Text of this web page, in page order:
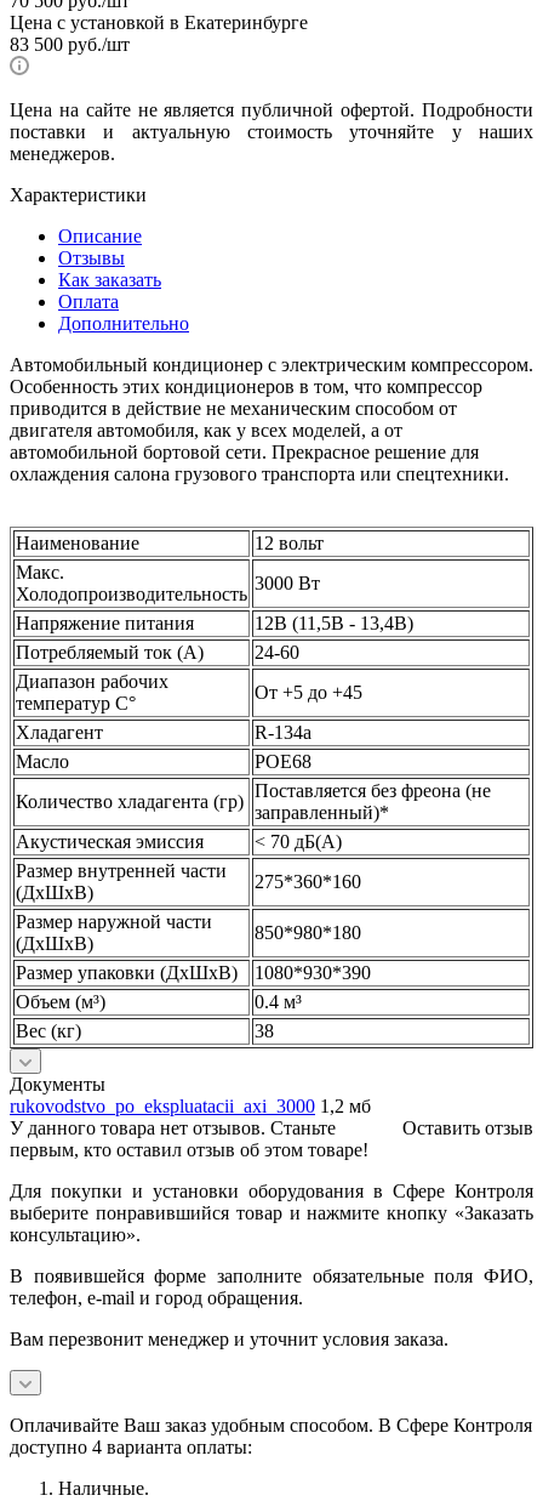
Цена с установкой в Екатеринбурге
83 500 руб./шт
Цена на сайте не является публичной офертой. Подробности
поставки и актуальную стоимость уточняйте у наших
менеджеров.
Характеристики
Описание
Отзывы
Как заказать
Оплата
Дополнительно
Автомобильный кондиционер с электрическим компрессором.
Особенность этих кондиционеров в том, что компрессор
приводится в действие не механическим способом от
двигателя автомобиля, как у всех моделей, а от
автомобильной бортовой сети. Прекрасное решение для
охлаждения салона грузового транспорта или спецтехники.
Наименование
12 вольт
Макс.
Холодопроизводительность
3000 Вт
Напряжение питания
12В (11,5В - 13,4В)
Потребляемый ток (А)
24-60
Диапазон рабочих
температур C°
От +5 до +45
Хладагент
R-134a
Масло
POE68
Количество хладагента (гр)
Поставляется без фреона (не
заправленный)*
Акустическая эмиссия
< 70 дБ(A)
Размер внутренней части
(ДхШхВ)
275*360*160
Размер наружной части
(ДхШхВ)
850*980*180
Размер упаковки (ДхШхВ)
1080*930*390
Объем (м³)
0.4 м³
Вес (кг)
38
Документы
rukovodstvo_po_ekspluatacii_axi_3000 1,2 мб
Оставить отзыв
У данного товара нет отзывов. Станьте
первым, кто оставил отзыв об этом товаре!
Для покупки и установки оборудования в Сфере Контроля
выберите понравившийся товар и нажмите кнопку «Заказать
консультацию».
В появившейся форме заполните обязательные поля ФИО,
телефон, e-mail и город обращения.
Вам перезвонит менеджер и уточнит условия заказа.
Оплачивайте Ваш заказ удобным способом. В Сфере Контроля
доступно 4 варианта оплаты:
Наличные.